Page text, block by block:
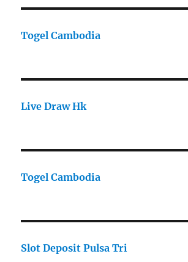
Togel Cambodia
Live Draw Hk
Togel Cambodia
Slot Deposit Pulsa Tri